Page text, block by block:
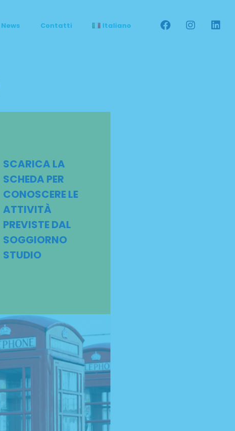
News Contatti Italiano
SCARICA LA
SCHEDA PER
CONOSCERE LE
ATTIVITÀ
PREVISTE DAL
SOGGIORNO
STUDIO